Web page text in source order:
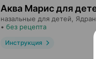
Аква Марис для
назальные для детей,
• без рецепта
Инструкция